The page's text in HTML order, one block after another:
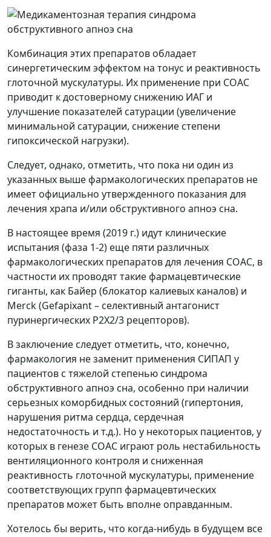
Комбинация этих препаратов обладает
синергетическим эффектом на тонус и реактивность
глоточной мускулатуры. Их применение при СОАС
приводит к достоверному снижению ИАГ и
улучшение показателей сатурации (увеличение
минимальной сатурации, снижение степени
гипоксической нагрузки).
Следует, однако, отметить, что пока ни один из
указанных выше фармакологических препаратов не
имеет официально утвержденного показания для
лечения храпа и/или обструктивного апноэ сна.
В настоящее время (2019 г.) идут клинические
испытания (фаза 1-2) еще пяти различных
фармакологических препаратов для лечения СОАС, в
частности их проводят такие фармацевтические
гиганты, как Байер (блокатор калиевых каналов) и
Merck (Gefapixant – селективный антагонист
пуринергических P2X2/3 рецепторов).
В заключение следует отметить, что, конечно,
фармакология не заменит применения СИПАП у
пациентов с тяжелой степенью синдрома
обструктивного апноэ сна, особенно при наличии
серьезных коморбидных состояний (гипертония,
нарушения ритма сердца, сердечная
недостаточность и т.д.). Но у некоторых пациентов, у
которых в генезе СОАС играют роль нестабильность
вентиляционного контроля и сниженная
реактивность глоточной мускулатуры, применение
соответствующих групп фармацевтических
препаратов может быть вполне оправданным.
Хотелось бы верить, что когда-нибудь в будущем все